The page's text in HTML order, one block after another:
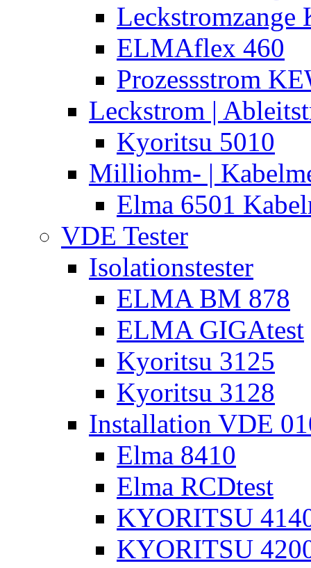
Leckstromzange
ELMAflex 460
Prozessstrom
Leckstrom |
Kyoritsu 5010
Milliohm- |
Elma 6501
VDE Tester
Isolationstester
ELMA BM 878
ELMA GIGAtest
Kyoritsu 3125
Kyoritsu 3128
Installation VDE
Elma 8410
Elma RCDtest
KYORITSU
KYORITSU